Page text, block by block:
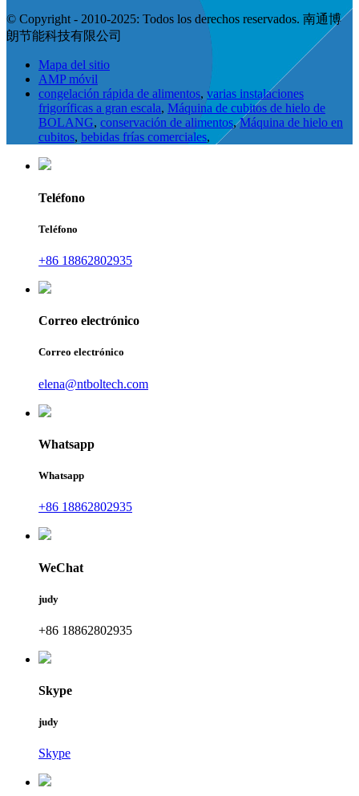
© Copyright - 2010-2025: Todos los derechos reservados. 南通博
朗节能科技有限公司
Mapa del sitio
AMP móvil
congelación rápida de alimentos, varias instalaciones
frigoríficas a gran escala, Máquina de cubitos de hielo de
BOLANG, conservación de alimentos,Máquina de hielo en
cubitos, bebidas frías comerciales,
Teléfono
Teléfono
+86 18862802935
Correo electrónico
Correo electrónico
elena@ntboltech.com
Whatsapp
Whatsapp
+86 18862802935
WeChat
judy
+86 18862802935
Skype
judy
Skype